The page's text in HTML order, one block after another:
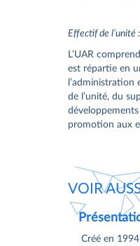
Effectif de l’unité :
L’UAR
est répartie en
de l’unité, du
promotion aux
VOIR
Créé en